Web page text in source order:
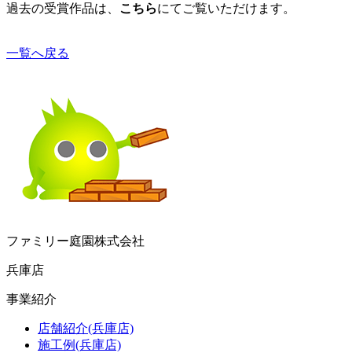
過去の受賞作品は、 こちらにてご覧いただけます。
一覧へ戻る
ファミリー庭園株式会社
兵庫店
事業紹介
店舗紹介(兵庫店)
施工例(兵庫店)